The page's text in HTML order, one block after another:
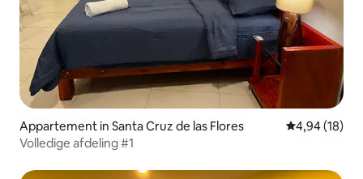
Appartement in Santa Cruz de las Flores Gemiddelde
4,94 (18)
Volledige afdeling #1